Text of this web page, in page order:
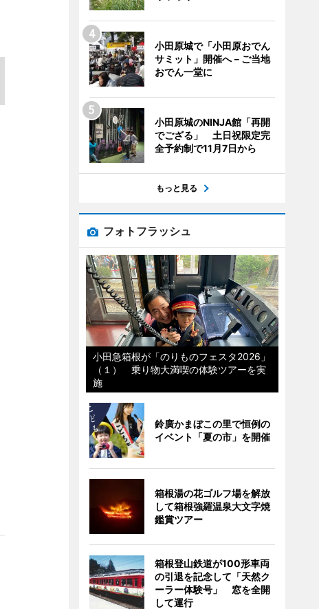
小田原城で「小田原おでん
サミット」開催へ－ご当地
おでん一堂に
小田原城のNINJA館「再開
でござる」 土日祝限定完
全予約制で11月7日から
もっと見る
フォトフラッシュ
小田急箱根が「のりものフェスタ2026」
（１） 乗り物大満喫の体験ツアーを実
施
鈴廣かまぼこの里で恒例の
イベント「夏の市」を開催
箱根湯の花ゴルフ場を解放
して箱根強羅温泉大文字焼
鑑賞ツアー
箱根登山鉄道が100形車両
の引退を記念して「天然ク
ーラー体験号」 窓を全開
して運行